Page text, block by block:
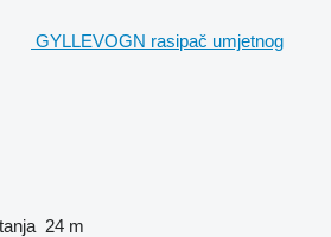
GYLLEVOGN rasipač umjetnog
24 m